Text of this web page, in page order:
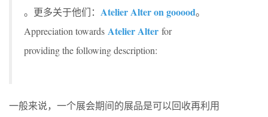
。更多关于他们： Atelier Alter on gooood。
Appreciation towards Atelier Alter for
providing the following description:
一般来说，一个展会期间的展品是可以回收再利用